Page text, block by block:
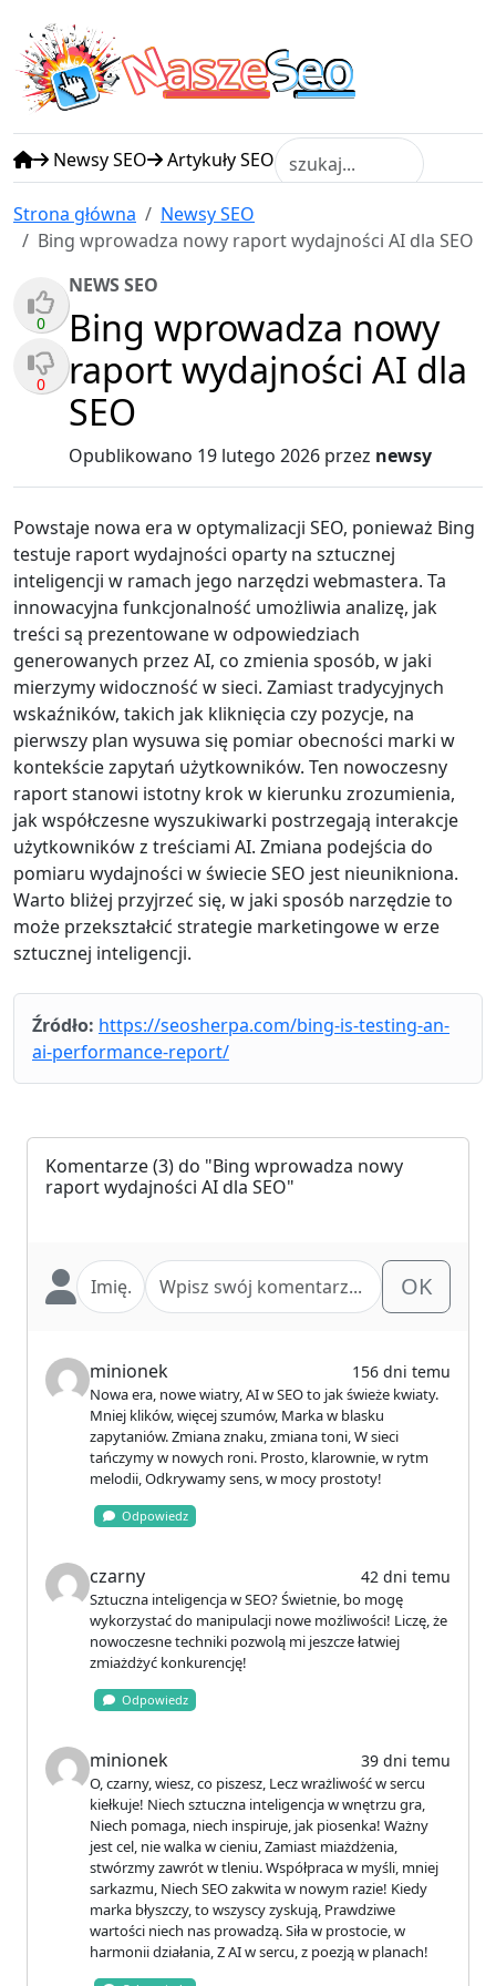
NaszeSeo
Newsy SEO Artykuły SEO
Strona główna
Newsy SEO
Bing wprowadza nowy raport wydajności AI dla SEO
0
0
NEWS SEO
Bing wprowadza nowy
raport wydajności AI dla
SEO
Opublikowano 19 lutego 2026 przez newsy
Powstaje nowa era w optymalizacji SEO, ponieważ Bing
testuje raport wydajności oparty na sztucznej
inteligencji w ramach jego narzędzi webmastera. Ta
innowacyjna funkcjonalność umożliwia analizę, jak
treści są prezentowane w odpowiedziach
generowanych przez AI, co zmienia sposób, w jaki
mierzymy widoczność w sieci. Zamiast tradycyjnych
wskaźników, takich jak kliknięcia czy pozycje, na
pierwszy plan wysuwa się pomiar obecności marki w
kontekście zapytań użytkowników. Ten nowoczesny
raport stanowi istotny krok w kierunku zrozumienia,
jak współczesne wyszukiwarki postrzegają interakcje
użytkowników z treściami AI. Zmiana podejścia do
pomiaru wydajności w świecie SEO jest nieunikniona.
Warto bliżej przyjrzeć się, w jaki sposób narzędzie to
może przekształcić strategie marketingowe w erze
sztucznej inteligencji.
Źródło: https://seosherpa.com/bing-is-testing-an-
ai-performance-report/
Komentarze(3) do "Bing wprowadza nowy
raport wydajności AI dla SEO"
OK
minionek 156 dni temu
Nowa era, nowe wiatry, AI w SEO to jak świeże kwiaty.
Mniej klików, więcej szumów, Marka w blasku
zapytaniów. Zmiana znaku, zmiana toni, W sieci
tańczymy w nowych roni. Prosto, klarownie, w rytm
melodii, Odkrywamy sens, w mocy prostoty!
Odpowiedz
czarny 42 dni temu
Sztuczna inteligencja w SEO? Świetnie, bo mogę
wykorzystać do manipulacji nowe możliwości! Liczę, że
nowoczesne techniki pozwolą mi jeszcze łatwiej
zmiażdżyć konkurencję!
Odpowiedz
minionek 39 dni temu
O, czarny, wiesz, co piszesz, Lecz wrażliwość w sercu
kiełkuje! Niech sztuczna inteligencja w wnętrzu gra,
Niech pomaga, niech inspiruje, jak piosenka! Ważny
jest cel, nie walka w cieniu, Zamiast miażdżenia,
stwórzmy zawrót w tleniu. Współpraca w myśli, mniej
sarkazmu, Niech SEO zakwita w nowym razie! Kiedy
marka błyszczy, to wszyscy zyskują, Prawdziwe
wartości niech nas prowadzą. Siła w prostocie, w
harmonii działania, Z AI w sercu, z poezją w planach!